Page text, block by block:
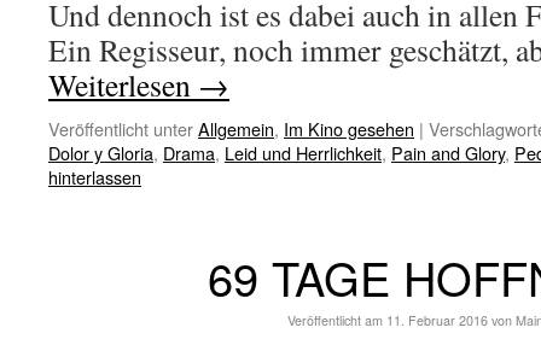
Und dennoch ist es dabei auch in allen
Ein Regisseur, noch immer geschätzt,
Weiterlesen →
Veröffentlicht unterAllgemein, Im Kino gesehen |
Dolor y Gloria, Drama, Leid und Herrlichkeit, Pain and Glory,
hinterlassen
69 TAGE
Veröffentlicht am 11. Februar 2016 von